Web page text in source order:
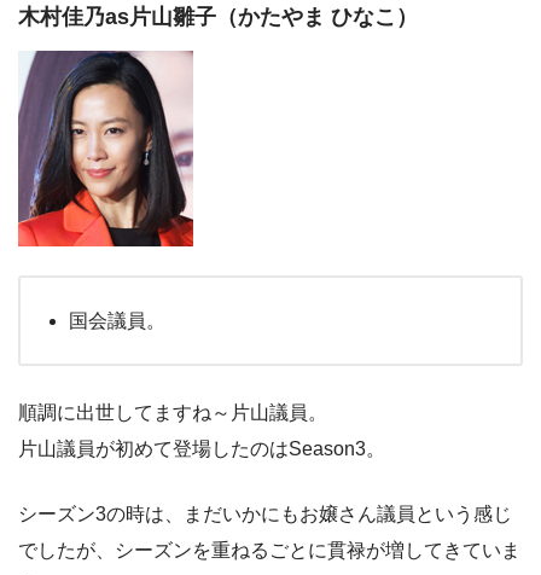
木村佳乃as片山雛子（かたやま ひなこ）
国会議員。
順調に出世してますね～片山議員。
片山議員が初めて登場したのはSeason3。
シーズン3の時は、まだいかにもお嬢さん議員という感じ
でしたが、シーズンを重ねるごとに貫禄が増してきていま